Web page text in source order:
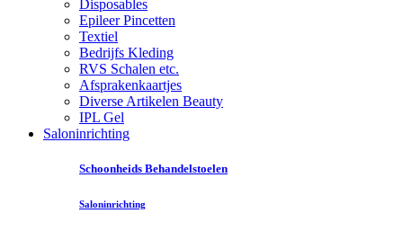
Disposables
Epileer Pincetten
Textiel
Bedrijfs Kleding
RVS Schalen etc.
Afsprakenkaartjes
Diverse Artikelen Beauty
IPL Gel
Saloninrichting
Schoonheids Behandelstoelen
Saloninrichting